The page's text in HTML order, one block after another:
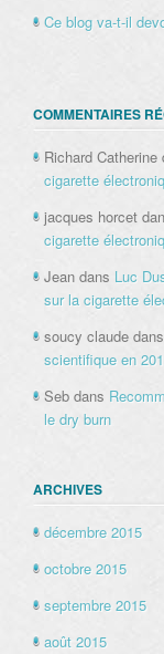
Ce blog va-t-il
COMMENTAIRES
Richard Catherine
cigarette
jacques horcet
cigarette
Jean dans Luc
sur la cigarette
soucy claude dans
scientifique en
Seb dans
le dry burn
ARCHIVES
décembre 2015
octobre 2015
septembre 2015
août 2015